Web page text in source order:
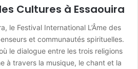
Cultures à Essaouira
le Festival International L’Âme des
et communautés spirituelles.
le dialogue entre les trois religions
à travers la musique, le chant et la